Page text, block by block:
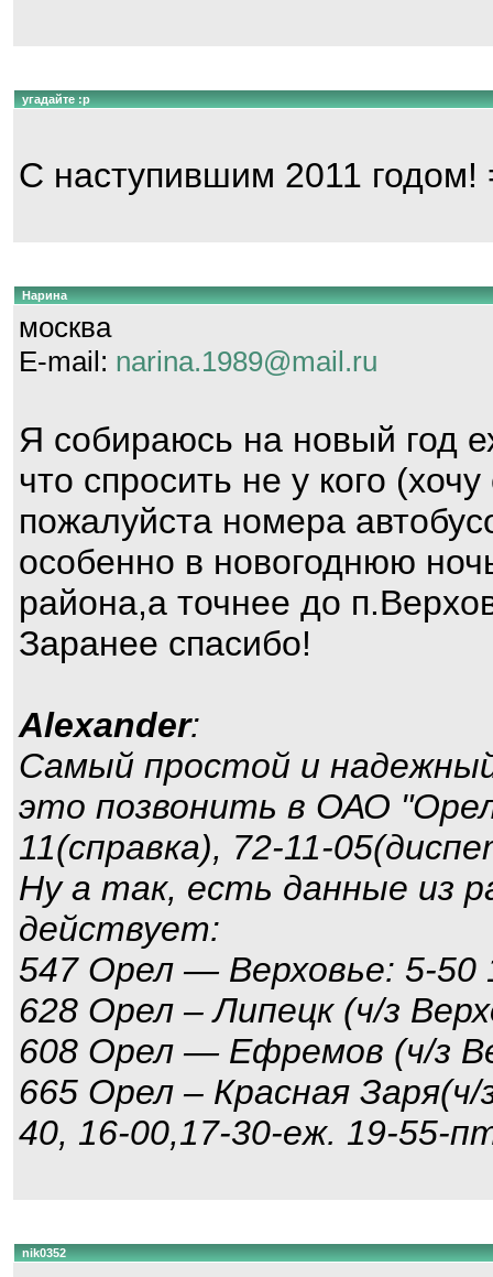
угадайте :p
С наступившим 2011 годом!
Нарина
москва
E-mail: narina.1989@mail.ru
Я собираюсь на новый год
что спросить не у кого
пожалуйста номера
особенно в новогоднюю
района,а точнее до
Заранее спасибо!
Alexander:
Самый простой и
это позвонить в ОАО
11(справка), 72-11-
Ну а так, есть данные из
действует:
547 Орел — Верховье: 5-50
628 Орел – Липецк (ч/з
608 Орел — Ефремов (ч/з
665 Орел – Красная
40, 16-00,17-30-еж. 19-55-
nik0352